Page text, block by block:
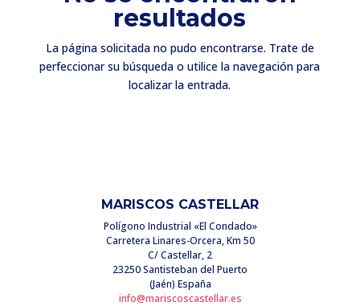
resultados
La página solicitada no pudo encontrarse. Trate de
perfeccionar su búsqueda o utilice la navegación para
localizar la entrada.
MARISCOS CASTELLAR
Polígono Industrial «El Condado»
Carretera Linares-Orcera, Km 50
C/ Castellar, 2
23250 Santisteban del Puerto
(Jaén) España
info@mariscoscastellar.es